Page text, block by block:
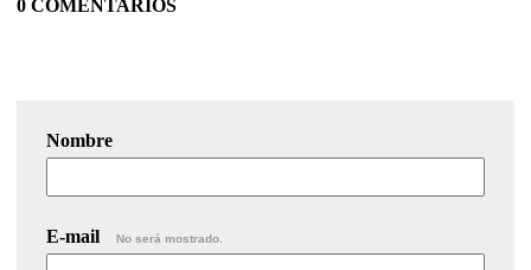
0 COMENTARIOS
Nombre
E-mail No será mostrado.